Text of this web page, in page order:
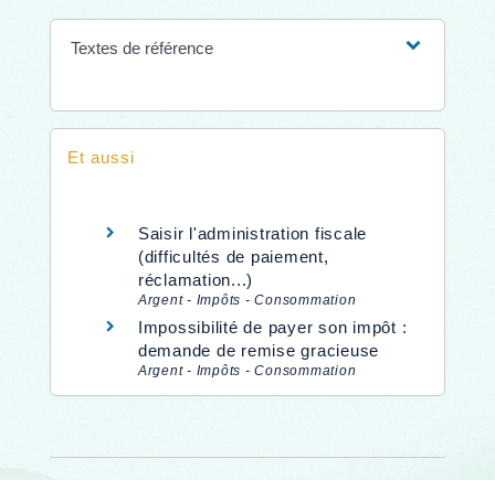
Textes de référence
Et aussi
Saisir l'administration fiscale
(difficultés de paiement,
réclamation...)
Argent - Impôts - Consommation
Impossibilité de payer son impôt :
demande de remise gracieuse
Argent - Impôts - Consommation